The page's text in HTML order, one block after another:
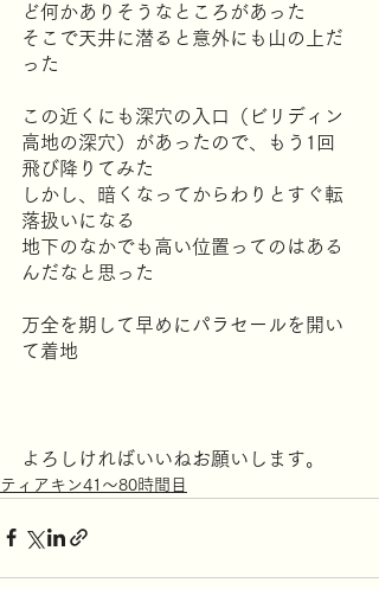
ど何かありそうなところがあった
そこで天井に潜ると意外にも山の上だ
った
この近くにも深穴の入口（ビリディン
高地の深穴）があったので、もう1回
飛び降りてみた
しかし、暗くなってからわりとすぐ転
落扱いになる
地下のなかでも高い位置ってのはある
んだなと思った
万全を期して早めにパラセールを開い
て着地
よろしければいいねお願いします。
ティアキン41～80時間目